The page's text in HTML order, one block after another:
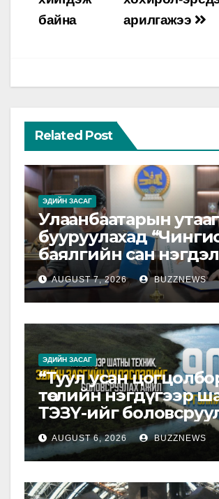
арилгажээ
байна
Related Post
ЭДИЙН ЗАСАГ
Улаанбаатарын утааг
бууруулахад
баялгийн сан
тай хамтарна
AUGUST 7, 2026 BUZZNEWS
ЭДИЙН ЗАСАГ
“Туул усан
төслийн нэгдүгээр
ТЭЗҮ-ийг
ажил 90 хувийн
гүйцэтгэлтэй байна
AUGUST 6, 2026 BUZZNEWS